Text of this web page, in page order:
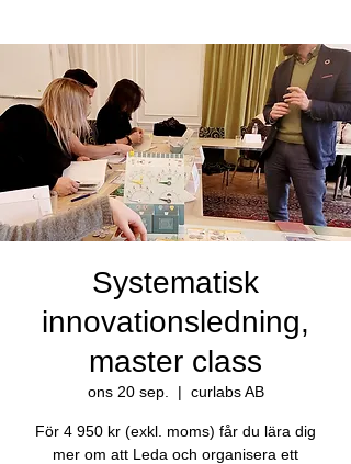
Systematisk
innovationsledning,
master class
ons 20 sep.
  |
curlabs AB
För 4 950 kr (exkl. moms) får du lära dig
mer om att Leda och organisera ett